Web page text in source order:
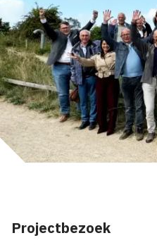
Projectbezoek